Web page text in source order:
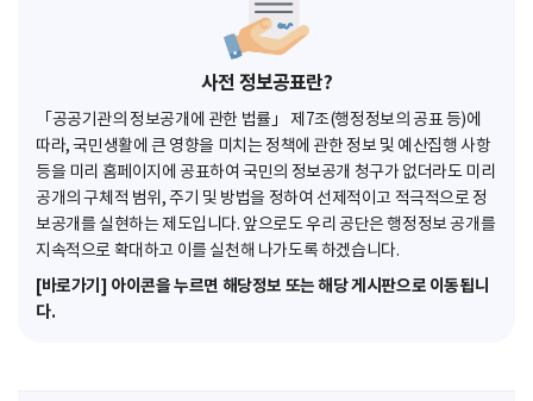
사전 정보공표란?
「공공기관의 정보공개에 관한 법률」 제7조(행정정보의 공표 등)에
따라, 국민생활에 큰 영향을 미치는 정책에 관한 정보 및 예산집행 사항
등을 미리 홈페이지에 공표하여 국민의 정보공개 청구가 없더라도 미리
공개의 구체적 범위, 주기 및 방법을 정하여 선제적이고 적극적으로 정
보공개를 실현하는 제도입니다. 앞으로도 우리 공단은 행정정보 공개를
지속적으로 확대하고 이를 실천해 나가도록 하겠습니다.
[바로가기] 아이콘을 누르면 해당정보 또는 해당 게시판으로 이동됩니
다.